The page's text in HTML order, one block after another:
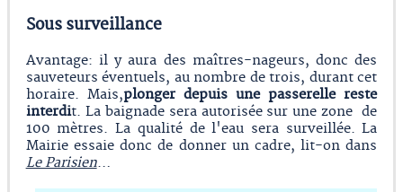
Sous surveillance
Avantage: il y aura des maîtres-nageurs, donc des
sauveteurs éventuels, au nombre de trois, durant cet
horaire. Mais,plonger depuis une passerelle reste
interdit. La baignade sera autorisée sur une zone de
100 mètres. La qualité de l'eau sera surveillée. La
Mairie essaie donc de donner un cadre, lit-on dans
Le Parisien…